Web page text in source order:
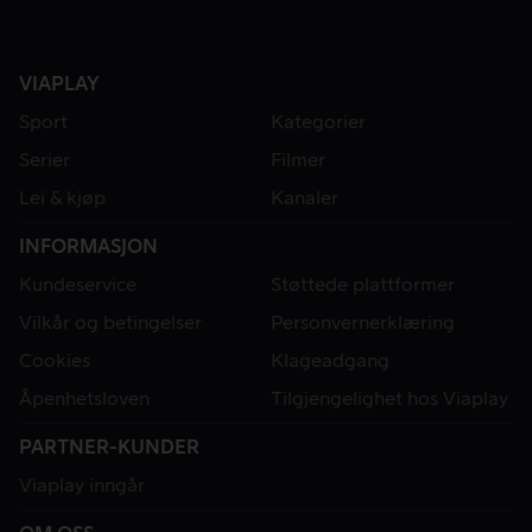
VIAPLAY
Sport
Kategorier
Serier
Filmer
Lei & kjøp
Kanaler
INFORMASJON
Kundeservice
Støttede plattformer
Vilkår og betingelser
Personvernerklæring
Cookies
Klageadgang
Åpenhetsloven
Tilgjengelighet hos Viaplay
PARTNER-KUNDER
Viaplay inngår